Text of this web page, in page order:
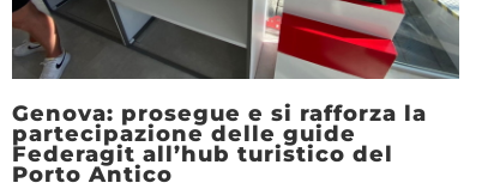
Genova: prosegue e si rafforza la
partecipazione delle guide
Federagit all’hub turistico del
Porto Antico